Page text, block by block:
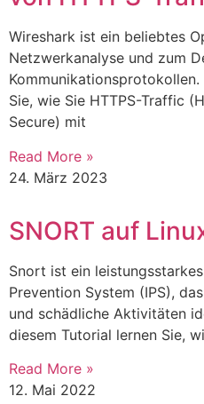
Wireshark ist ein beliebtes
Netzwerkanalyse und zum
Sie, wie Sie HTTPS-Traffic
Secure) mit
Read More »
24. März 2023
SNORT auf
Snort ist ein
Prevention System (IPS),
und schädliche Aktivitäten
diesem Tutorial lernen Sie,
Read More »
12. Mai 2022